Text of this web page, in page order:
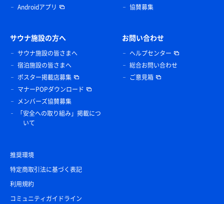
Androidアプリ
協賛募集
サウナ施設の方へ
サウナ施設の皆さまへ
宿泊施設の皆さまへ
ポスター掲載店募集
マナーPOPダウンロード
メンバーズ協賛募集
「安全への取り組み」掲載につ
いて
お問い合わせ
ヘルプセンター
総合お問い合わせ
ご意見箱
推奨環境
特定商取引法に基づく表記
利用規約
コミュニティガイドライン